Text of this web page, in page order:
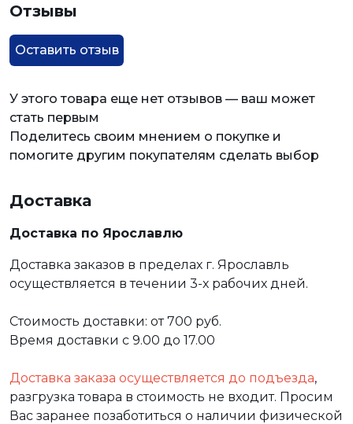
Отзывы
Оставить отзыв
У этого товара еще нет отзывов — ваш может
стать первым
Поделитесь своим мнением о покупке и
помогите другим покупателям сделать выбор
Доставка
Доставка по Ярославлю
Доставка заказов в пределах г. Ярославль
осуществляется в течении 3-х рабочих дней.
Стоимость доставки: от 700 руб.
Время доставки с 9.00 до 17.00
Доставка заказа осуществляется до подъезда,
разгрузка товара в стоимость не входит. Просим
Вас заранее позаботиться о наличии физической